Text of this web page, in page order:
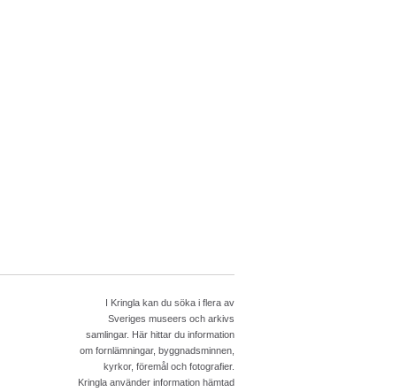
I Kringla kan du söka i flera av
Sveriges museers och arkivs
samlingar. Här hittar du information
om fornlämningar, byggnadsminnen,
kyrkor, föremål och fotografier.
Kringla använder information hämtad